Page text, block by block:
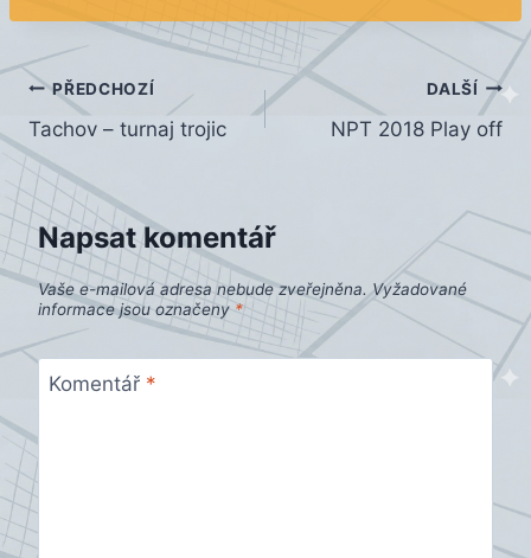
Navigace
pro
příspěvek
PŘEDCHOZÍ
Tachov – turnaj trojic
DALŠÍ
NPT 2018 Play off
Napsat komentář
Vaše e-mailová adresa nebude zveřejněna. Vyžadované
informace jsou označeny*
Komentář *